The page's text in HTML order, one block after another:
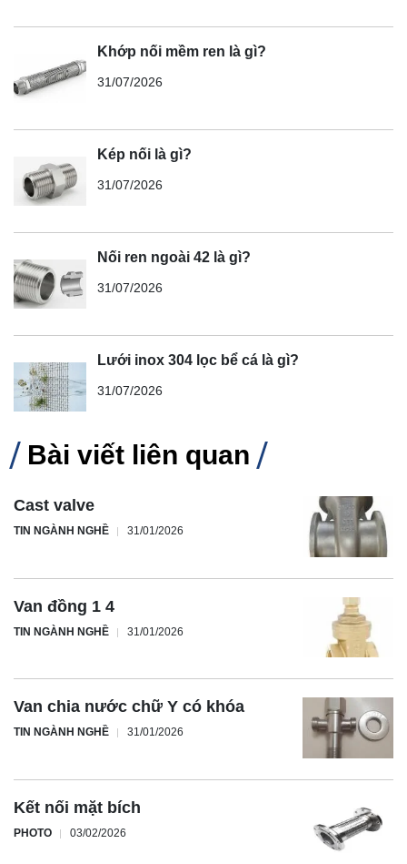
Khớp nối mềm ren là gì?
31/07/2026
Kép nối là gì?
31/07/2026
Nối ren ngoài 42 là gì?
31/07/2026
Lưới inox 304 lọc bể cá là gì?
31/07/2026
Bài viết liên quan
Cast valve
TIN NGÀNH NGHỀ 31/01/2026
Van đồng 1 4
TIN NGÀNH NGHỀ 31/01/2026
Van chia nước chữ Y có khóa
TIN NGÀNH NGHỀ 31/01/2026
Kết nối mặt bích
PHOTO 03/02/2026